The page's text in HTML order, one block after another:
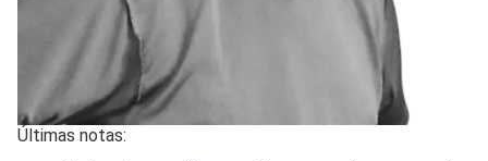
Últimas notas: